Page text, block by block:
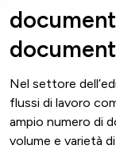
Nel settore
flussi di lavoro
ampio numero di
volume e varietà